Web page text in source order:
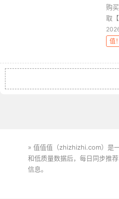
购
取
值
» 值值值（zhizhizhi.com）是
和低质量数据后，每日同步推
信息。